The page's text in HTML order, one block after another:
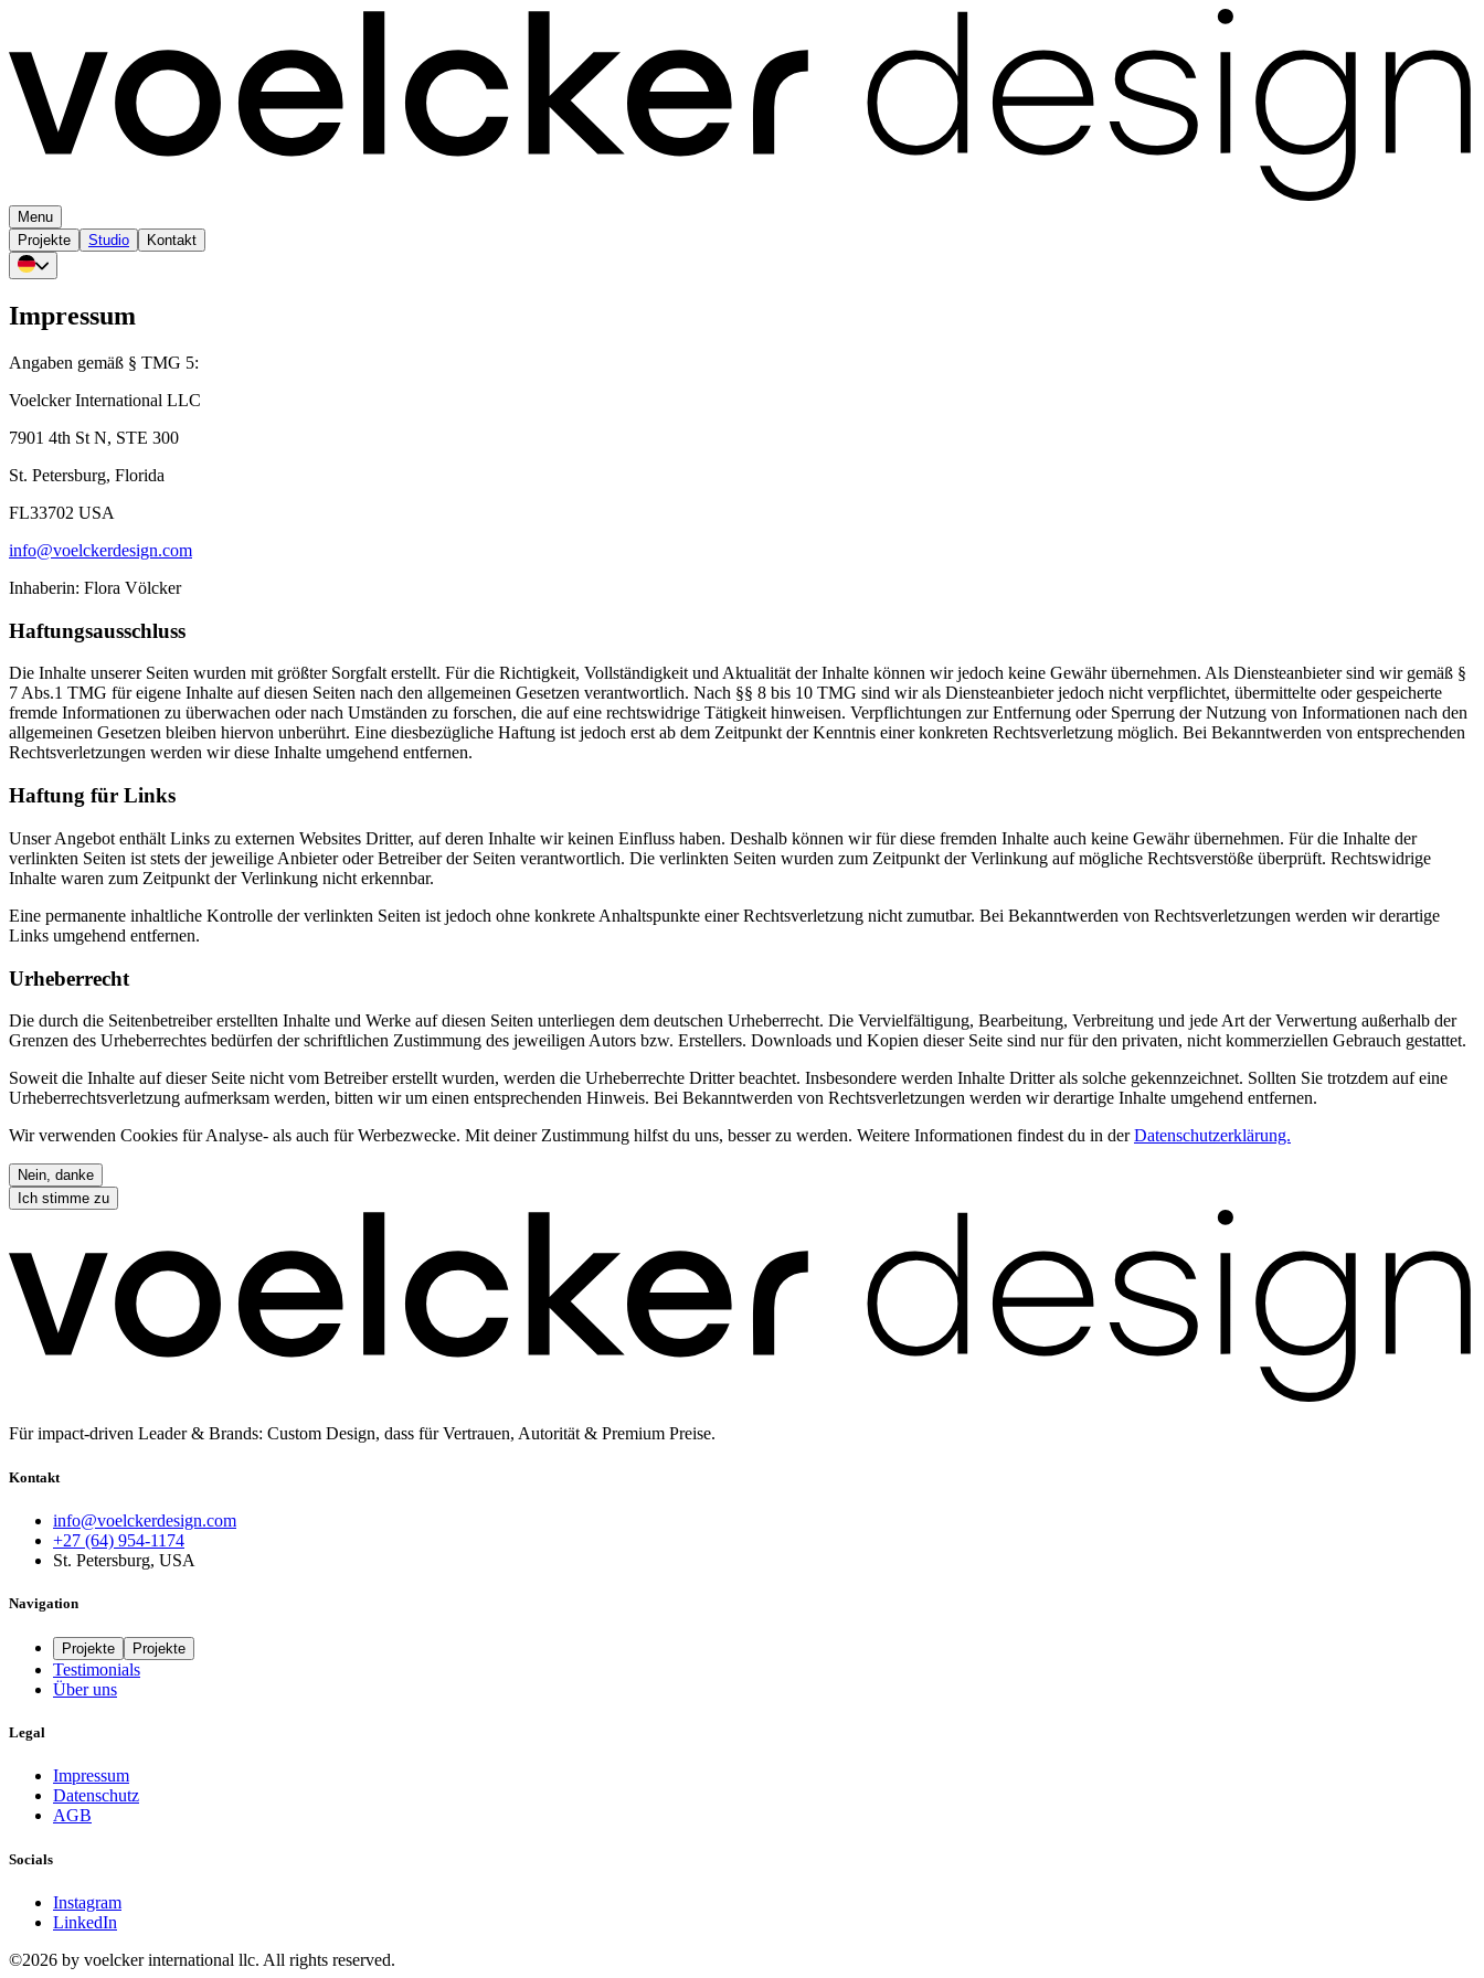
Menu
Projekte
Studio Kontakt
Impressum
Angaben gemäß § TMG 5:
Voelcker International LLC
7901 4th St N, STE 300
St. Petersburg, Florida
FL33702 USA
info@voelckerdesign.com
Inhaberin: Flora Völcker
Haftungsausschluss
Die Inhalte unserer Seiten wurden mit größter Sorgfalt erstellt. Für die Richtigkeit, Vollständigkeit und Aktualität der Inhalte können wir jedoch keine Gewähr übernehmen. Als Diensteanbieter sind wir gemäß §
7 Abs.1 TMG für eigene Inhalte auf diesen Seiten nach den allgemeinen Gesetzen verantwortlich. Nach §§ 8 bis 10 TMG sind wir als Diensteanbieter jedoch nicht verpflichtet, übermittelte oder gespeicherte
fremde Informationen zu überwachen oder nach Umständen zu forschen, die auf eine rechtswidrige Tätigkeit hinweisen. Verpflichtungen zur Entfernung oder Sperrung der Nutzung von Informationen nach den
allgemeinen Gesetzen bleiben hiervon unberührt. Eine diesbezügliche Haftung ist jedoch erst ab dem Zeitpunkt der Kenntnis einer konkreten Rechtsverletzung möglich. Bei Bekanntwerden von entsprechenden
Rechtsverletzungen werden wir diese Inhalte umgehend entfernen.
Haftung für Links
Unser Angebot enthält Links zu externen Websites Dritter, auf deren Inhalte wir keinen Einfluss haben. Deshalb können wir für diese fremden Inhalte auch keine Gewähr übernehmen. Für die Inhalte der
verlinkten Seiten ist stets der jeweilige Anbieter oder Betreiber der Seiten verantwortlich. Die verlinkten Seiten wurden zum Zeitpunkt der Verlinkung auf mögliche Rechtsverstöße überprüft. Rechtswidrige
Inhalte waren zum Zeitpunkt der Verlinkung nicht erkennbar.
Eine permanente inhaltliche Kontrolle der verlinkten Seiten ist jedoch ohne konkrete Anhaltspunkte einer Rechtsverletzung nicht zumutbar. Bei Bekanntwerden von Rechtsverletzungen werden wir derartige
Links umgehend entfernen.
Urheberrecht
Die durch die Seitenbetreiber erstellten Inhalte und Werke auf diesen Seiten unterliegen dem deutschen Urheberrecht. Die Vervielfältigung, Bearbeitung, Verbreitung und jede Art der Verwertung außerhalb der
Grenzen des Urheberrechtes bedürfen der schriftlichen Zustimmung des jeweiligen Autors bzw. Erstellers. Downloads und Kopien dieser Seite sind nur für den privaten, nicht kommerziellen Gebrauch gestattet.
Soweit die Inhalte auf dieser Seite nicht vom Betreiber erstellt wurden, werden die Urheberrechte Dritter beachtet. Insbesondere werden Inhalte Dritter als solche gekennzeichnet. Sollten Sie trotzdem auf eine
Urheberrechtsverletzung aufmerksam werden, bitten wir um einen entsprechenden Hinweis. Bei Bekanntwerden von Rechtsverletzungen werden wir derartige Inhalte umgehend entfernen.
Wir verwenden Cookies für Analyse- als auch für Werbezwecke. Mit deiner Zustimmung hilfst du uns, besser zu werden. Weitere Informationen findest du in der Datenschutzerklärung.
Nein, danke
Ich stimme zu
Für impact-driven Leader & Brands: Custom Design, dass für Vertrauen, Autorität & Premium Preise.
Kontakt
info@voelckerdesign.com
+27 (64) 954-1174
St. Petersburg, USA
Navigation
Projekte Projekte
Testimonials
Über uns
Legal
Impressum
Datenschutz
AGB
Socials
Instagram
LinkedIn
©2026 by voelcker international llc. All rights reserved.